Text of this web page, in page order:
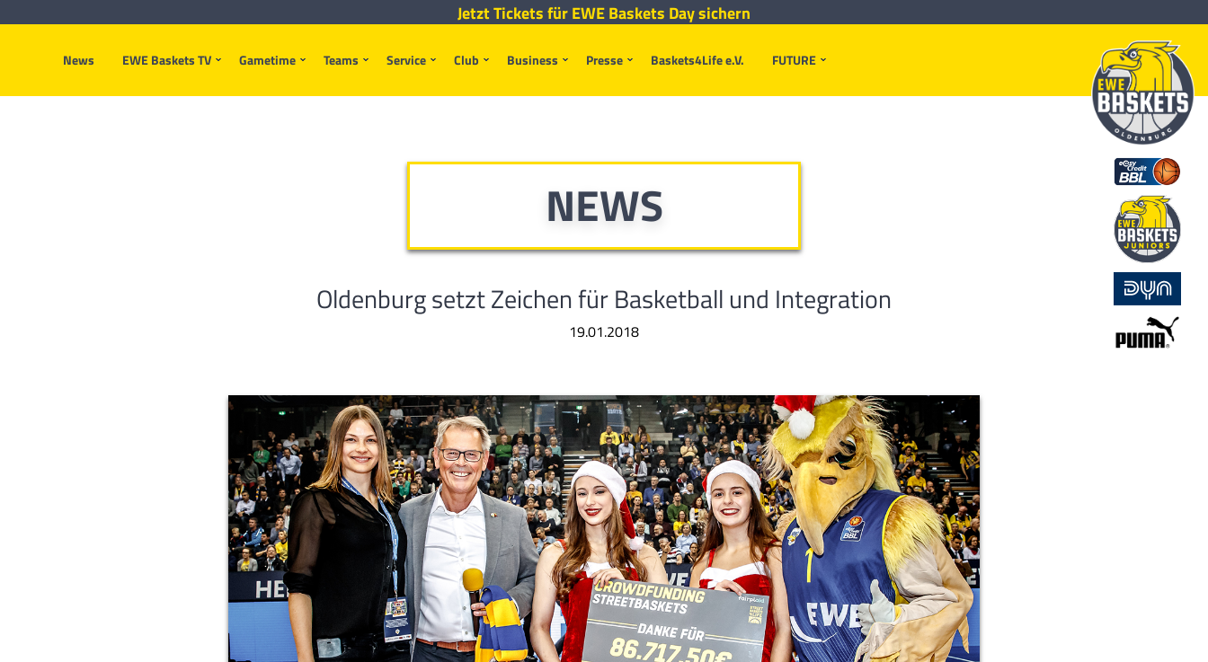
News EWE Baskets TV Gametime Teams Service Club Business Presse Baskets4Life e.V. FUTURE
Jetzt Tickets für EWE Baskets Day sichern
NEWS
Oldenburg setzt Zeichen für Basketball und Integration
19.01.2018